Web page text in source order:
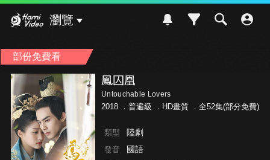
瀏覽
部份免費看
鳳囚凰
Untouchable Lovers
2018 ． 普遍級 ．HD畫質 ．全52集(部分免費)
類型 陸劇
發音 國語